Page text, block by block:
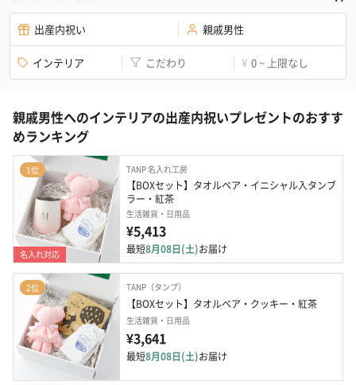
出産内祝い 親戚男性
インテリア こだわり ¥ 0 ~ 上限なし
親戚男性へのインテリアの出産内祝いプレゼントのおすす
めランキング
1位
名入れ対応
TANP 名入れ工房
【BOXセット】タオルベア・イニシャル入タンブ
ラー・紅茶
生活雑貨・日用品
¥5,413
最短8月08日(土)お届け
2位 TANP（タンプ）
【BOXセット】タオルベア・クッキー・紅茶
生活雑貨・日用品
¥3,641
最短8月08日(土)お届け